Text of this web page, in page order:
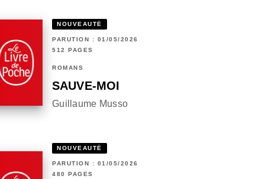
NOUVEAUTÉ
PARUTION : 01/05/2026
512 PAGES
ROMANS
SAUVE-MOI
Guillaume Musso
NOUVEAUTÉ
PARUTION : 01/05/2026
480 PAGES